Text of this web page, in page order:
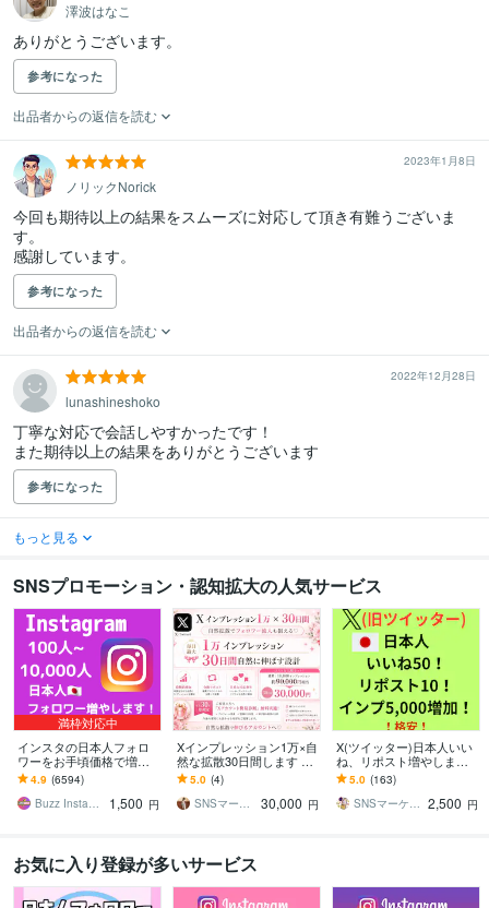
澤波はなこ
参考になった
出品者からの返信を読む
2023年1月8日
ノリックNorick
今回も期待以上の結果をスムーズに対応して頂き有難うございま
す。
感謝しています。
参考になった
出品者からの返信を読む
2022年12月28日
lunashineshoko
丁寧な対応で会話しやすかったです！
参考になった
もっと見る
SNSプロモーション・認知拡大の人気サービス
満枠対応中
インスタの日本人フォロ
ワーをお手頃価格で増や
します インスタ日本人フ
ォロワー100人～【高品質
✨お手頃価格❗】
4.9 (6594)
Buzz Insta【SNSマーケ】
1,500 円
Xインプレッション1万×自
然な拡散30日間します ポ
スト分割対応♡フォロワ
ー流入も狙える拡散設計⭐︎
5.0 (4)
SNSマーケティング沙織
30,000 円
X(ツイッター)日本人いい
ね、リポスト増やします
いいね50、リポスト10、
インプレッション5,000で
自然に
5.0 (163)
SNSマーケター よし 2,500 円
お気に入り登録が多いサービス